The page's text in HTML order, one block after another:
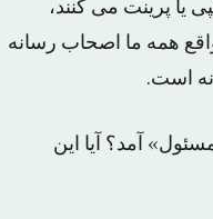
یا پرینت می کنند،
همه ما اصحاب رسانه
است.
آمد؟ آیا این